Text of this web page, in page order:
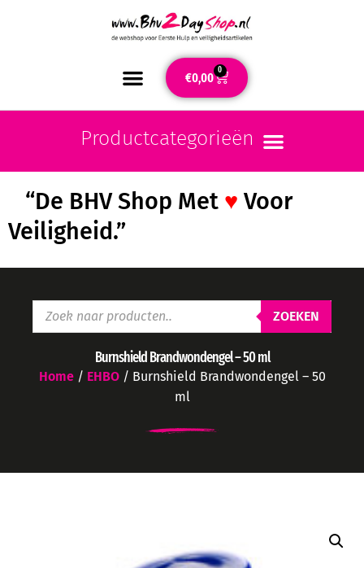
€0,00 0
“De BHV Shop Met ♥ Voor
Veiligheid.”
ZOEKEN
Burnshield Brandwondengel – 50 ml
Home/ EHBO/ Burnshield Brandwondengel – 50
ml